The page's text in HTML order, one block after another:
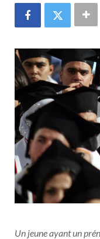
Un jeune ayant un